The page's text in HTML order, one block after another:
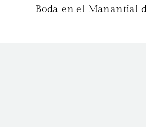
Boda en el Manantial